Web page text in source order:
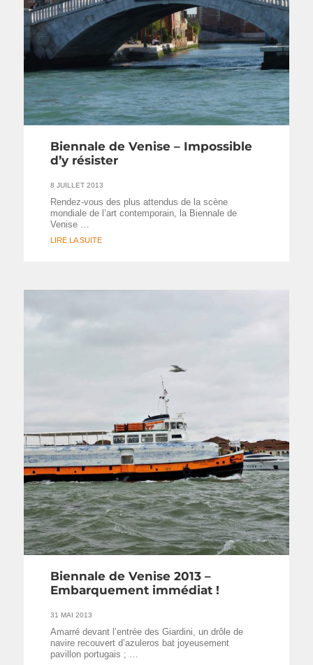
Biennale de Venise – Impossible
d’y résister
8 JUILLET 2013
Rendez-vous des plus attendus de la scène
mondiale de l’art contemporain, la Biennale de
Venise …
LIRE LA SUITE
Biennale de Venise 2013 –
Embarquement immédiat !
31 MAI 2013
Amarré devant l’entrée des Giardini, un drôle de
navire recouvert d’azuleros bat joyeusement
pavillon portugais ; …